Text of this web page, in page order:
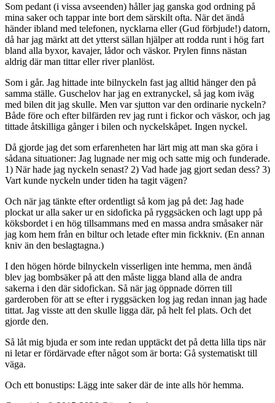
Som pedant (i vissa avseenden) håller jag ganska god ordning på
mina saker och tappar inte bort dem särskilt ofta. När det ändå
händer ibland med telefonen, nycklarna eller (Gud förbjude!) datorn,
då har jag märkt att det ytterst sällan hjälper att rodda runt i hög fart
bland alla byxor, kavajer, lådor och väskor. Prylen finns nästan
aldrig där man tittar eller river planlöst.
Som i går. Jag hittade inte bilnyckeln fast jag alltid hänger den på
samma ställe. Guschelov har jag en extranyckel, så jag kom iväg
med bilen dit jag skulle. Men var sjutton var den ordinarie nyckeln?
Både före och efter bilfärden rev jag runt i fickor och väskor, och jag
tittade åtskilliga gånger i bilen och nyckelskåpet. Ingen nyckel.
Då gjorde jag det som erfarenheten har lärt mig att man ska göra i
sådana situationer: Jag lugnade ner mig och satte mig och funderade.
1) När hade jag nyckeln senast? 2) Vad hade jag gjort sedan dess? 3)
Vart kunde nyckeln under tiden ha tagit vägen?
Och när jag tänkte efter ordentligt så kom jag på det: Jag hade
plockat ur alla saker ur en sidoficka på ryggsäcken och lagt upp på
köksbordet i en hög tillsammans med en massa andra småsaker när
jag kom hem från en biltur och letade efter min fickkniv. (En annan
kniv än den beslagtagna.)
I den högen hörde bilnyckeln visserligen inte hemma, men ändå
blev jag bombsäker på att den måste ligga bland alla de andra
sakerna i den där sidofickan. Så när jag öppnade dörren till
garderoben för att se efter i ryggsäcken log jag redan innan jag hade
tittat. Jag visste att den skulle ligga där, på helt fel plats. Och det
gjorde den.
Så låt mig bjuda er som inte redan upptäckt det på detta lilla tips när
ni letar er fördärvade efter något som är borta: Gå systematiskt till
väga.
Och ett bonustips: Lägg inte saker där de inte alls hör hemma.